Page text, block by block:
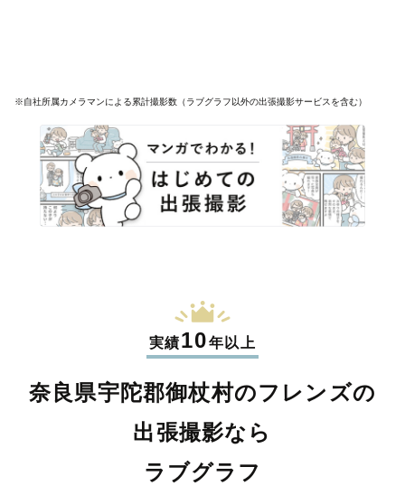
※自社所属カメラマンによる累計撮影数（ラブグラフ以外の出張撮影サービスを含む）
実績10年以上
奈良県宇陀郡御杖村のフレンズの
出張撮影なら
ラブグラフ